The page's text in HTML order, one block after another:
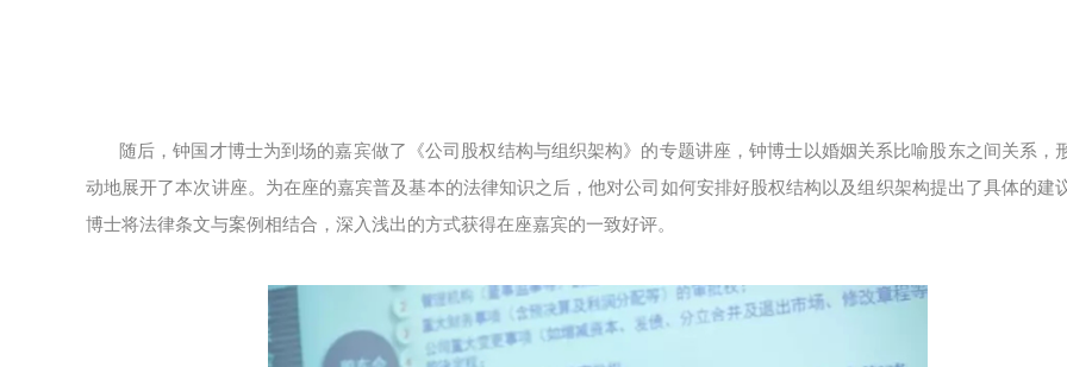
随后，钟国才博士为到场的嘉宾做了《公司股权结构与组织架构》的专题讲座，钟博士以婚姻关系比喻股东之间关系，
动地展开了本次讲座。为在座的嘉宾普及基本的法律知识之后，他对公司如何安排好股权结构以及组织架构提出了具体的建
博士将法律条文与案例相结合，深入浅出的方式获得在座嘉宾的一致好评。